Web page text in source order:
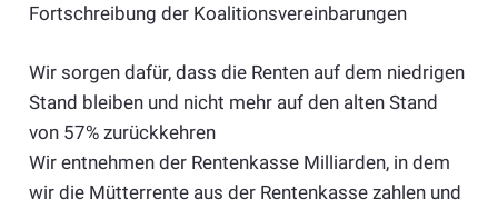
Fortschreibung der Koalitionsvereinbarungen
Wir sorgen dafür, dass die Renten auf dem niedrigen
Stand bleiben und nicht mehr auf den alten Stand
von 57% zurückkehren
Wir entnehmen der Rentenkasse Milliarden, in dem
wir die Mütterrente aus der Rentenkasse zahlen und